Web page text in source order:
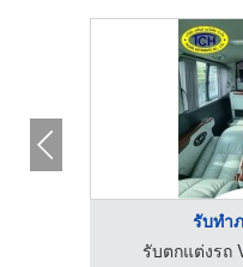
รับทำ
รับตกแต่งรถ